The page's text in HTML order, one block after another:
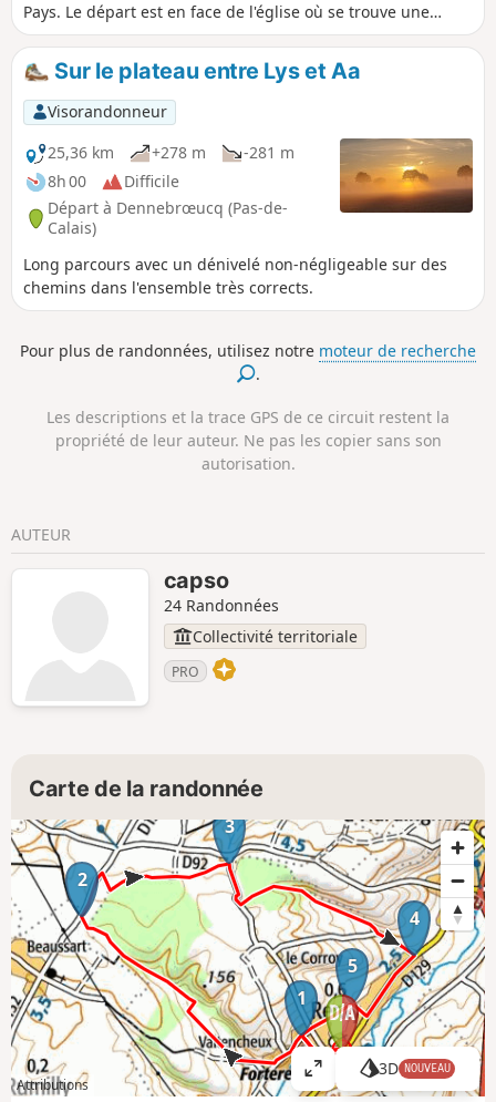
Pays. Le départ est en face de l'église où se trouve une
chapelle à Saint-Liévin (patron des marins-pêcheurs). Le
randonneur apercevra les vestiges d’anciens moulins à eau,
l’ancienne gare située sur la ligne ferroviaire Anvin-Calais.
C'est un sentier balisé de la Communauté d'Agglomération
du Pays de Saint-Omer.
Sur le plateau entre Lys et Aa
Visorandonneur
25,36 km
+278 m
-281 m
8h 00
Difficile
Départ à Dennebrœucq (Pas-de-
Calais)
Long parcours avec un dénivelé non-négligeable sur des
chemins dans l'ensemble très corrects.
Pour plus de randonnées, utilisez notre moteur de recherche
.
Les descriptions et la trace GPS de ce circuit restent la
propriété de leur auteur. Ne pas les copier sans son
autorisation.
AUTEUR
capso
24 Randonnées
Collectivité territoriale
PRO
Carte de la randonnée
1
2
3
4
5
Attributions
A
3D NOUVEAU